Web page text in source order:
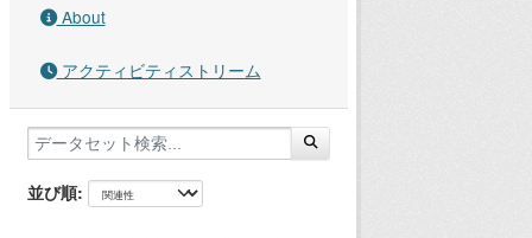
About
アクティビティストリーム
並び順